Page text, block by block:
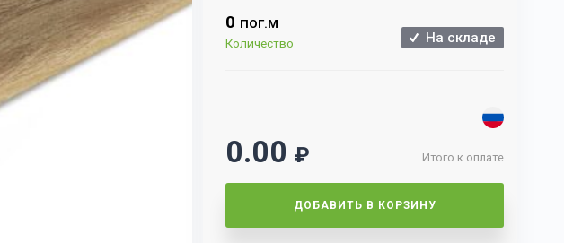
0 ПОГ.М
Количество На складе
Итого к оплате
0.00 ₽
ДОБАВИТЬ В КОРЗИНУ